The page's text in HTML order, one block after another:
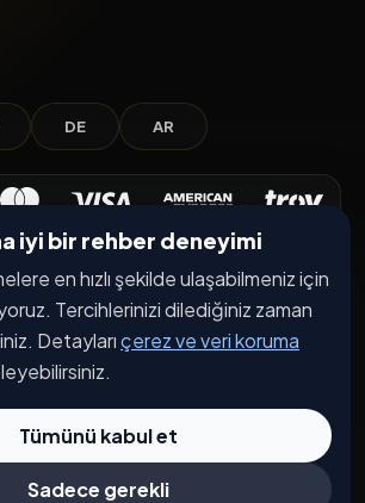
iyi bir rehber deneyimi
en hızlı şekilde ulaşabilmeniz için
Tercihlerinizi dilediğiniz zaman
Detaylarıçerez ve veri koruma
Tümünü kabul et
Sadece gerekli
DE AR